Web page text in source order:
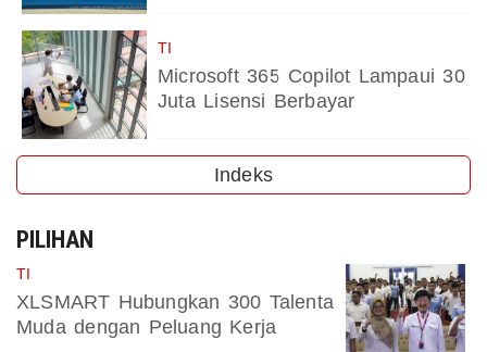
TI
Microsoft 365 Copilot Lampaui 30
Juta Lisensi Berbayar
Indeks
PILIHAN
TI
XLSMART Hubungkan 300 Talenta
Muda dengan Peluang Kerja